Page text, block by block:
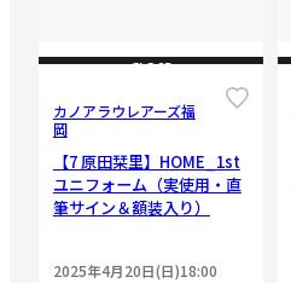
CLOSE
カノアラウレアーズ福
岡
【7 原田栞里】HOME_1st
ユニフォーム（実使用・直
筆サイン＆額装入り）
2025年4月20日(日)18:00